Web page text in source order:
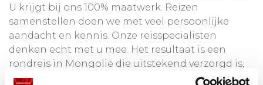
U krijgt bij ons 100% maatwerk. Reizen
samenstellen doen we met veel persoonlijke
aandacht en kennis. Onze reisspecialisten
denken echt met u mee. Het resultaat is een
rondreis in Mongolië die uitstekend verzorgd is,
en bovendien is afgesteld op uw wensen. De